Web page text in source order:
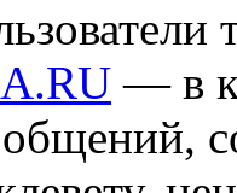
— в